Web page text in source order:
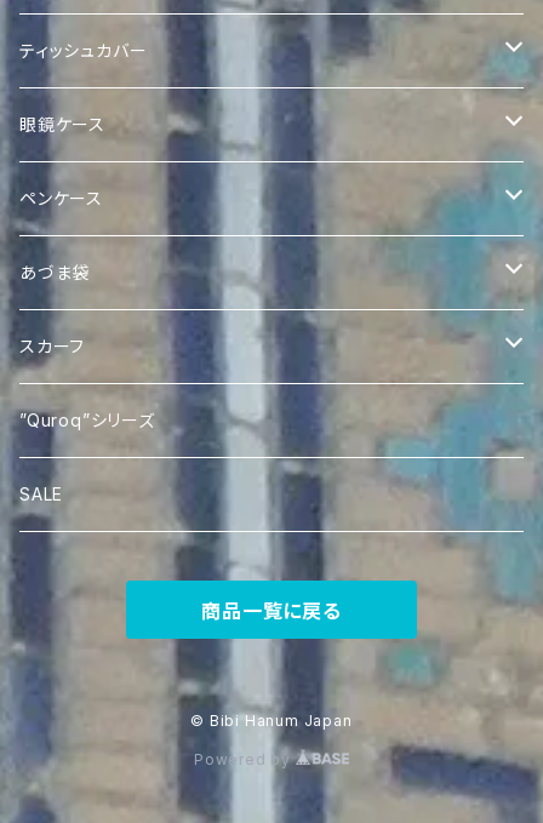
Quilted Ikat Bag with Pom-Poms
Quilted Ikat Tote Bag
Expandable Ikat Bag
Quroqミニトート
ティッシュカバー
ボックスティッシュカバー
ポケットティッシュケース
アドラスポケットティッシュケース
Quroqポケットティッシュケース
眼鏡ケース
Quroq眼鏡ケース
ペンケース
Quroqペンケース
あづま袋
Ikat あづま袋
スカーフ
Silk Ikat Scarf
”Quroq”シリーズ
SALE
商品一覧に戻る
© Bibi Hanum Japan
Powered by